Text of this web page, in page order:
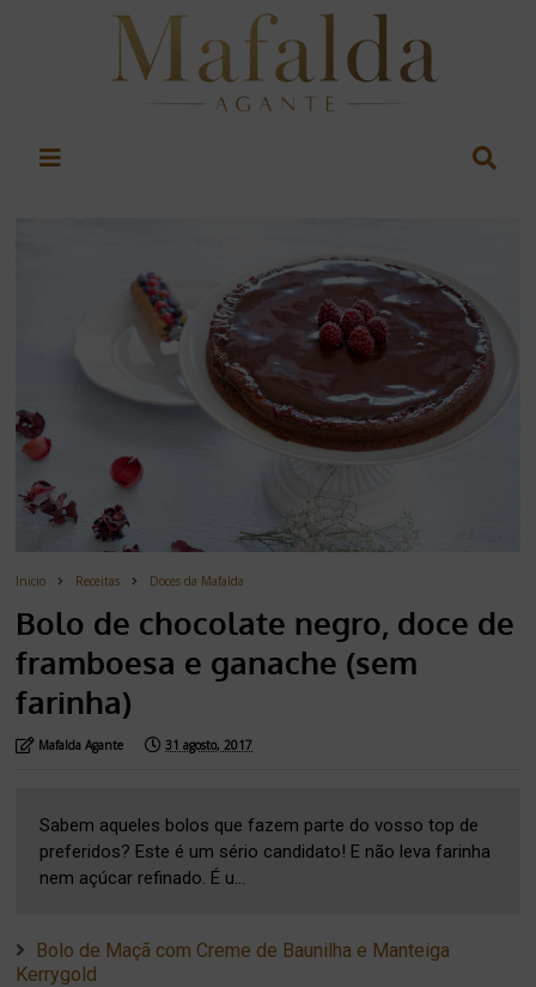
Inicio Receitas Doces da Mafalda
Bolo de chocolate negro, doce de
framboesa e ganache (sem
farinha)
Mafalda Agante 31 agosto, 2017
Sabem aqueles bolos que fazem parte do vosso top de
preferidos? Este é um sério candidato! E não leva farinha
nem açúcar refinado. É u...
Bolo de Maçã com Creme de Baunilha e Manteiga
Kerrygold